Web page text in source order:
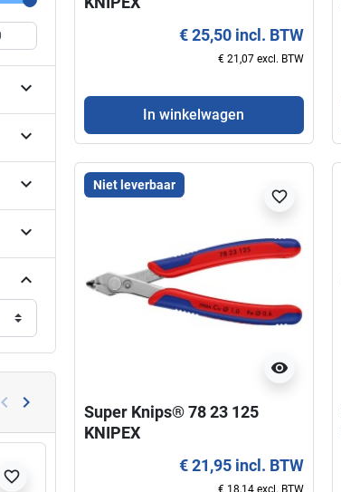




Vorige
keyboard_arrow_left Volgende
keyboard_arrow_right
favorite_border favorite_border
€ 25,50 incl. BTW
€ 21,07 excl. BTW
In winkelwagen
Niet leverbaar
visibility
favorite_border
Super Knips® 78 23 125
KNIPEX
€ 21,95 incl. BTW
€ 18,14 excl. BTW